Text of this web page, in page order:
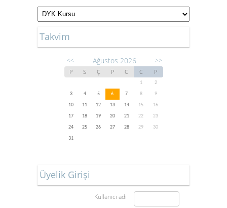
Takvim
<< Ağustos 2026 >>
P S Ç P C C P
1
2
3
4 5 6 7 8
9
10
11 12 13 14 15
16
17
18 19 20 21 22
23
24
25 26 27 28 29
30
31
Üyelik Girişi
Kullanıcı adı